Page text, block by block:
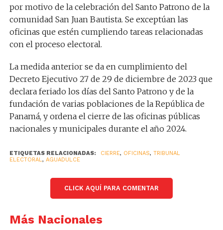
por motivo de la celebración del Santo Patrono de la
comunidad San Juan Bautista. Se exceptúan las
oficinas que estén cumpliendo tareas relacionadas
con el proceso electoral.
La medida anterior se da en cumplimiento del
Decreto Ejecutivo 27 de 29 de diciembre de 2023 que
declara feriado los días del Santo Patrono y de la
fundación de varias poblaciones de la República de
Panamá, y ordena el cierre de las oficinas públicas
nacionales y municipales durante el año 2024.
ETIQUETAS RELACIONADAS: CIERRE, OFICINAS, TRIBUNAL
ELECTORAL, AGUADULCE
CLICK AQUÍ PARA COMENTAR
Más Nacionales